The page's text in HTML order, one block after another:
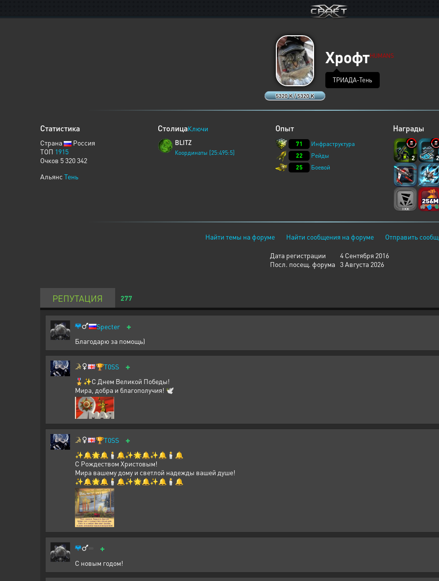
5320 K / 5320 K
ХрофтHUMANS
ТРИАДА-Тень
Статистика
Страна
Россия
ТОП 1915
Очков 5 320 342
Альянс Тень
СтолицаКлючи
BLITZ
Координаты [25:495:5]
Опыт
71
Инфраструктура
22
Рейды
25
Боевой
Награды
2 2
Найти темы на форуме Найти сообщения на форуме Отправить
Дата регистрации
4 Сентября 2016
Посл. посещ. форума 3 Августа 2026
РЕПУТАЦИЯ 277
Specter +
Благодарю за помощь)
🏆T0SS +
🎖️✨С Днем Великой Победы!
Мира, добра и благополучия! 🕊️
🏆T0SS +
✨🔔🌟🔔🕯️🔔✨🌟🔔✨🔔🕯️🔔
С Рождеством Христовым!
Мира вашему дому и светлой надежды вашей душе!
✨🔔🌟🔔🕯️🔔✨🌟🔔✨🔔🕯️🔔
+
С новым годом!